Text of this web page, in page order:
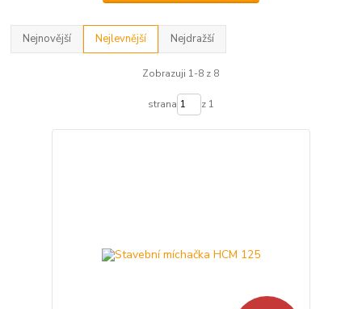
Nejnovější Nejlevnější Nejdražší
Zobrazuji 1-8 z 8
strana z 1